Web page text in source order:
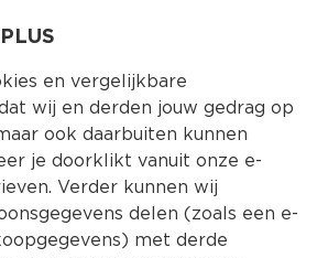
Kies jouw
Producten
en vergelijkbare
wij en derden jouw gedrag op
ook daarbuiten kunnen
je doorklikt vanuit onze e-
Verder kunnen wij
delen (zoals een e-
met derde